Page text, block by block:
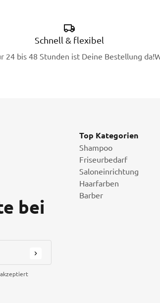
Schnell & flexibel
24 bis 48 Stunden ist Deine Bestellung da!
bei
akzeptiert
Top Kategorien
Shampoo
Friseurbedarf
Saloneinrichtung
Haarfarben
Barber